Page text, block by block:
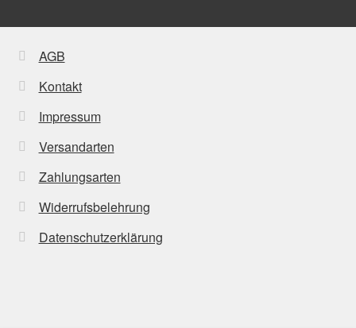
AGB
Kontakt
Impressum
Versandarten
Zahlungsarten
Widerrufsbelehrung
Datenschutzerklärung